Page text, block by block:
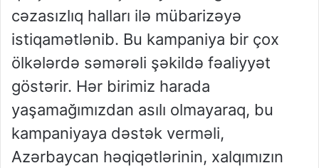
cəzasızlıq halları ilə mübarizəyə
istiqamətlənib. Bu kampaniya bir çox
ölkələrdə səmərəli şəkildə fəaliyyət
göstərir. Hər birimiz harada
yaşamağımızdan asılı olmayaraq, bu
kampaniyaya dəstək verməli,
Azərbaycan həqiqətlərinin, xalqımızın